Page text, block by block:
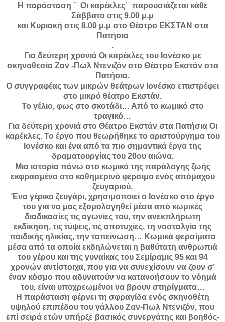
Η παράσταση ΄΄ Οι καρέκλες΄΄ παρουσιάζεται κάθε
Σάββατο στις 9.00 μ.μ
και Κυριακή στις 8.00 μ.μ στο Θέατρο ΕΚΣΤΑΝ στα
Πατήσια
.
Για δεύτερη χρονιά Οι καρέκλες του Ιονέσκο με
σκηνοθεσία Ζαν -Πωλ Ντενιζόν στο Θέατρο Εκστάν στα
Πατήσια.
Ο συγγραφέας των μικρών θεάτρων Ιονέσκο επιστρέφει
στο μικρό θέατρο Εκστάν.
Το γέλιο, φως στο σκοτάδι… Από το κωμικό στο
τραγικό…
Για δεύτερη χρονιά στο Θέατρο Εκστάν στα Πατήσια Οι
καρέκλες. Το έργο που θεωρήθηκε το αριστούργημα του
Ιονέσκο και ένα από τα πιο σημαντικά έργα της
δραματουργίας του 20ου αιώνα.
Μια ιστορία πάνω στο κωμικό της παράλογης ζωής
εκφρασμένο στο καθημερινό φέρσιμο ενός απόμαχου
ζευγαριού.
Ένα γέρικο ζευγάρι, χρησιμοποιεί ο Ιονέσκο στο έργο
του για να μας εξομολογηθεί μέσα από κωμικές
διαδικασίες τις αγωνίες του, την ανεκπλήρωτη
εκδίκηση, τις τύψεις, τις αποτυχίες, τη νοσταλγία της
παιδικής ηλικίας, την ταπείνωση… Κωμικά φερσίματα
μέσα από τα οποία εκδηλώνεται η βαθύτατη ανθρωπιά
του γέρου και της γυναίκας του Σεμίραμις 95 και 94
χρονών αντίστοιχα, που για να συνεχίσουν να ζουν σ’
έναν κόσμο που αδυνατούν να κατανοήσουν το νόημά
του, είναι υποχρεωμένοι να βρουν στηρίγματα…
Η παράσταση φέρνει τη σφραγίδα ενός σκηνοθέτη
υψηλού επιπέδου του γάλλου Ζαν-Πωλ Ντενιζόν, που
επί σειρά ετών υπήρξε βασικός συνεργάτης και βοηθός-